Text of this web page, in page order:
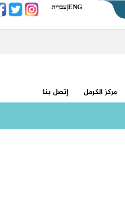
ENG
|עִברִית
مركز الكرمل إتصل بنا